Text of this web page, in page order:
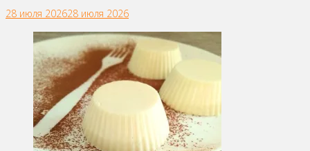
28 июля 202628 июля 2026